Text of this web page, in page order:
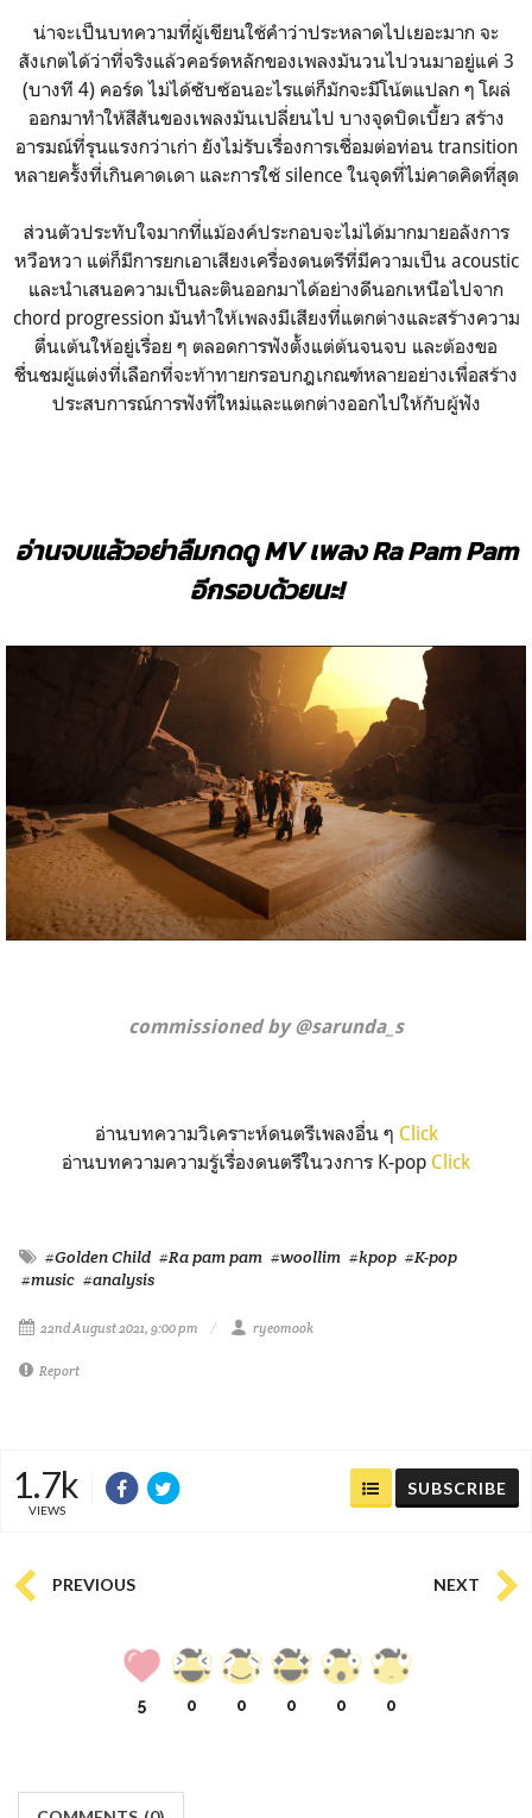
น่าจะเป็นบทความที่ผู้เขียนใช้คำว่าประหลาดไปเยอะมาก จะ
สังเกตได้ว่าที่จริงแล้วคอร์ดหลักของเพลงมันวนไปวนมาอยู่แค่ 3
(บางที 4) คอร์ด ไม่ได้ซับซ้อนอะไรแต่ก็มักจะมีโน้ตแปลก ๆ โผล่
ออกมาทำให้สีสันของเพลงมันเปลี่ยนไป บางจุดบิดเบี้ยว สร้าง
อารมณ์ที่รุนแรงกว่าเก่า ยังไม่รับเรื่องการเชื่อมต่อท่อน transition
หลายครั้งที่เกินคาดเดา และการใช้ silence ในจุดที่ไม่คาดคิดที่สุด
ส่วนตัวประทับใจมากที่แม้องค์ประกอบจะไม่ได้มากมายอลังการ
หวือหวา แต่ก็มีการยกเอาเสียงเครื่องดนตรีที่มีความเป็น acoustic
และนำเสนอความเป็นละตินออกมาได้อย่างดีนอกเหนือไปจาก
chord progression มันทำให้เพลงมีเสียงที่แตกต่างและสร้างความ
ตื่นเต้นให้อยู่เรื่อย ๆ ตลอดการฟังตั้งแต่ต้นจนจบ และต้องขอ
ชื่นชมผู้แต่งที่เลือกที่จะท้าทายกรอบกฎเกณฑ์หลายอย่างเพื่อสร้าง
ประสบการณ์การฟังที่ใหม่และแตกต่างออกไปให้กับผู้ฟัง
อ่านจบแล้วอย่าลืมกดดู MV เพลง Ra Pam Pam
อีกรอบด้วยนะ!
commissioned by @sarunda_s
อ่านบทความวิเคราะห์ดนตรีเพลงอื่น ๆ Click
อ่านบทความความรู้เรื่องดนตรีในวงการ K-pop Click
#Golden Child #Ra pam pam #woollim #kpop #K-pop
#music #analysis
22nd August 2021, 9:00 pm ryeomook
Report
1.7k
VIEWS
SUBSCRIBE
PREVIOUS NEXT
5 0 0 0 0 0